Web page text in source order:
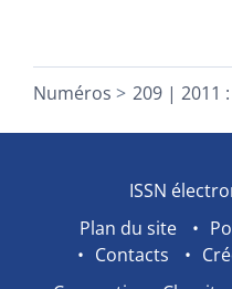
Numéros 209 | 2011
ISSN
Plan du site
Contacts